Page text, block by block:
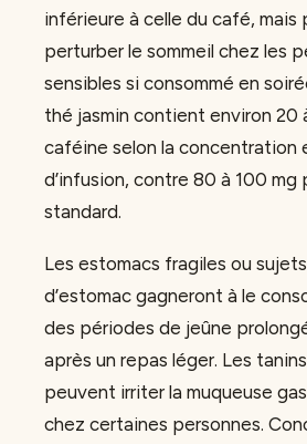
inférieure à celle du café, mais
perturber le sommeil chez les
sensibles si consommé en
thé jasmin contient environ 20
caféine selon la concentration
d’infusion, contre 80 à 100 mg
standard.
Les estomacs fragiles ou
d’estomac gagneront à le
des périodes de jeûne
après un repas léger. Les
peuvent irriter la muqueuse
chez certaines personnes.